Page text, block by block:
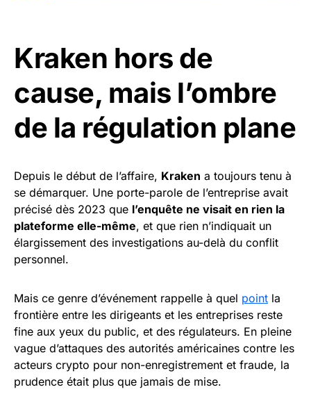
Kraken hors de
cause, mais l’ombre
de la régulation plane
Depuis le début de l’affaire, Kraken a toujours tenu à
se démarquer. Une porte-parole de l’entreprise avait
précisé dès 2023 que l’enquête ne visait en rien la
plateforme elle-même, et que rien n’indiquait un
élargissement des investigations au-delà du conflit
personnel.
Mais ce genre d’événement rappelle à quel point la
frontière entre les dirigeants et les entreprises reste
fine aux yeux du public, et des régulateurs. En pleine
vague d’attaques des autorités américaines contre les
acteurs crypto pour non-enregistrement et fraude, la
prudence était plus que jamais de mise.